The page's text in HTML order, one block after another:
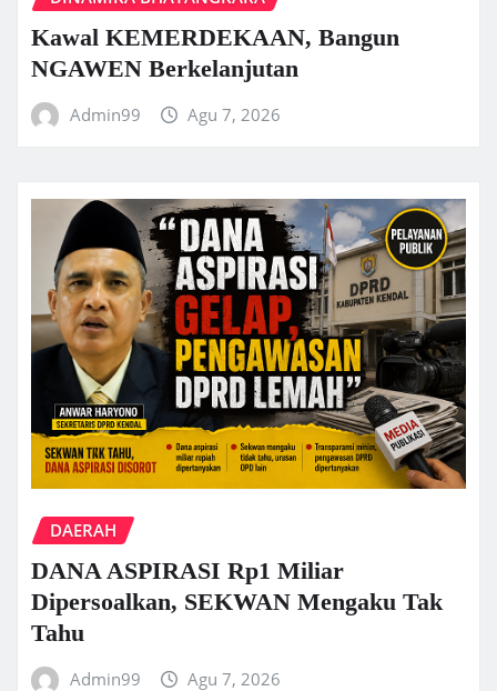
Kawal KEMERDEKAAN, Bangun
NGAWEN Berkelanjutan
Admin99 Agu 7, 2026
DAERAH
DANA ASPIRASI Rp1 Miliar
Dipersoalkan, SEKWAN Mengaku Tak
Tahu
Admin99 Agu 7, 2026